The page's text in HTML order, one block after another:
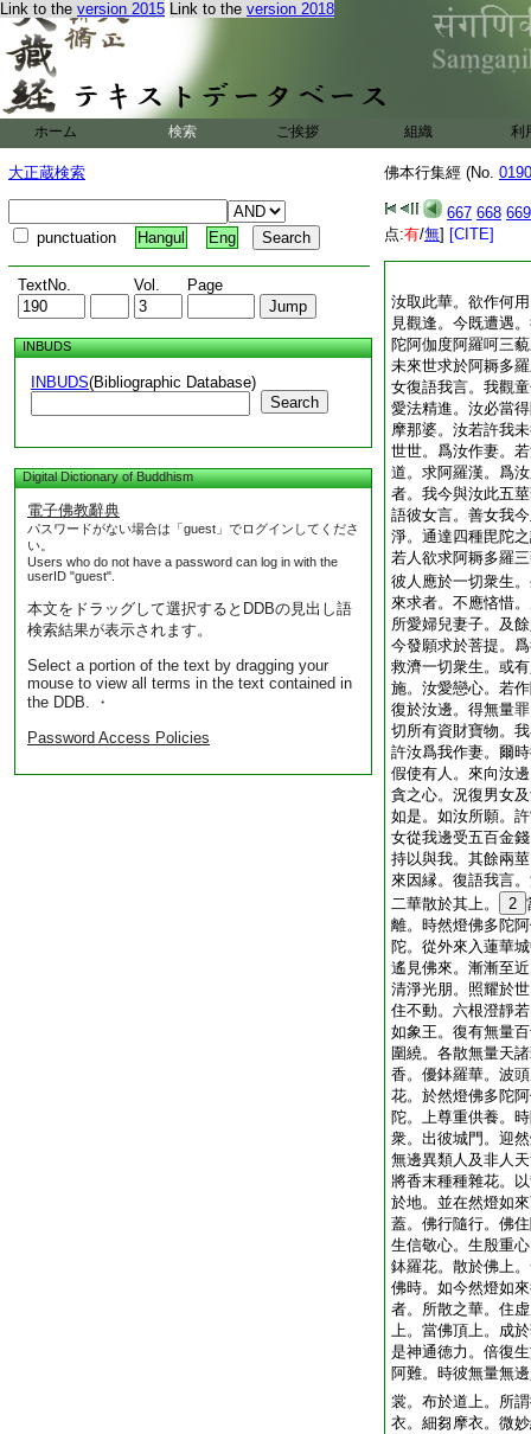
Link to the version 2015 Link to the version 2018
ホーム 検索 ご挨拶 組織 利
大正蔵検索
punctuation Hangul Eng
TextNo. Vol. Page
INBUDS
INBUDS(Bibliographic Database)
Search
Digital Dictionary of Buddhism
電子佛教辭典
パスワードがない場合は「guest」でログインしてくださ
い。
Users who do not have a password can log in with the
userID "guest".
本文をドラッグして選択するとDDBの見出し語
検索結果が表示されます。
Select a portion of the text by dragging your
mouse to view all terms in the text contained in
the DDB. ・
Password Access Policies
佛本行集經 (No.
667 668 669
点:有/無] [CITE]
汝取此華。欲作何
見觀逢。今既遭遇
陀阿伽度阿羅呵三
未來世求於阿耨多
女復語我言。我觀
愛法精進。汝必當
摩那婆。汝若許我
世世。爲汝作妻。
道。求阿羅漢。爲
者。我今與汝此五
語彼女言。善女我
淨。通達四種毘陀
若人欲求阿耨多羅
彼人應於一切衆生
來求者。不應悋惜
所愛婦兒妻子。及
今發願求於菩提。
救濟一切衆生。或
施。汝愛戀心。若
復於汝邊。得無量
切所有資財寶物。
許汝爲我作妻。爾
假使有人。來向汝
貪之心。況復男女
如是。如汝所願。
女從我邊受五百金
持以與我。其餘兩
來因縁。復語我言
二華散於其上。
2
離。時然燈佛多陀
陀。從外來入蓮華
遙見佛來。漸漸至
清淨光朋。照耀於
住不動。六根澄靜
如象王。復有無量
圍繞。各散無量天
香。優鉢羅華。波
花。於然燈佛多陀
陀。上尊重供養。
衆。出彼城門。迎
無邊異類人及非人
將香末種種雜花。
於地。並在然燈如
蓋。佛行隨行。佛
生信敬心。生殷重
鉢羅花。散於佛上
佛時。如今然燈如
者。所散之華。住
上。當佛頂上。成
是神通徳力。倍復
阿難。時彼無量無
裳。布於道上。所
衣。細芻摩衣。微